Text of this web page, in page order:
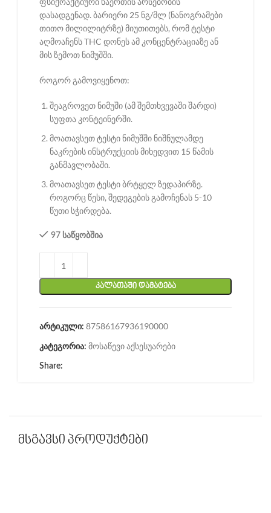
დასადგენად. ბარიერი 25 ნგ/მლ (ნანოგრამები
თითო მილილიტრზე) მიუთითებს, რომ ტესტი
აღმოაჩენს THC დონეს ამ კონცენტრაციაზე ან
მის ზემოთ ნიმუშში.
როგორ გამოვიყენოთ:
შეაგროვეთ ნიმუში (ამ შემთხვევაში შარდი)
სუფთა კონტეინერში.
მოათავსეთ ტესტი ნიმუშში ნიშნულამდე
ნაკრების ინსტრუქციის მიხედვით 15 წამის
განმავლობაში.
მოათავსეთ ტესტი ბრტყელ ზედაპირზე.
როგორც წესი, შედეგების გამოჩენას 5-10
წუთი სჭირდება.
97 საწყობშია
ᲙᲐᲚᲐᲗᲐᲨᲘ ᲓᲐᲛᲐᲢᲔᲑᲐ
არტიკული: 87586167936190000
კატეგორია: მოსაწევი აქსესუარები
Share:
მსგავსი პროდუქტები